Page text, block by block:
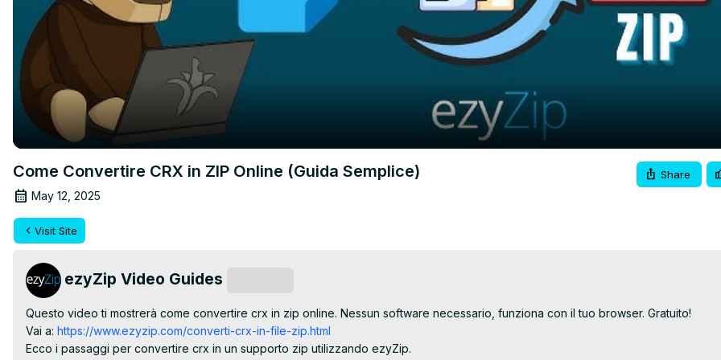
Come Convertire CRX in ZIP Online (Guida Semplice)
May 12, 2025
Share
Visit Site
ezyZip Video Guides
Questo video ti mostrerà come convertire crx in zip online. Nessun software necessario, funziona con il tuo browser. Gratuito!
Vai a: https://www.ezyzip.com/converti-crx-in-file-zip.html
Ecco i passaggi per convertire crx in un supporto zip utilizzando ezyZip.